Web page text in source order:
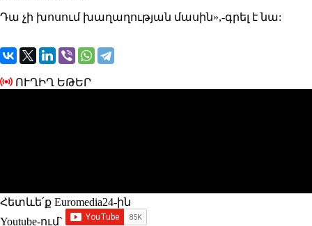
Դա չի խոսում խաղաղության մասին»,-գրել է նա:
ՈՒՂԻՂ ԵԹԵՐ
Հետևե՛ք Euromedia24-ին
Youtube-ում`